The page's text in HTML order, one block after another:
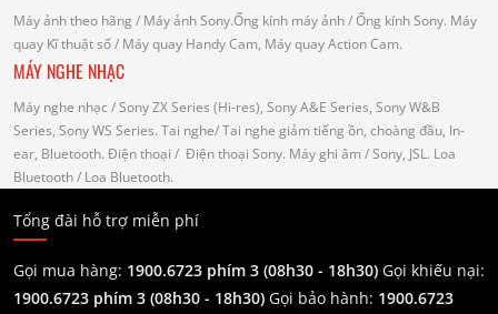
Máy ảnh theo hãng / Máy ảnh Sony.Ống kính máy ảnh / Ống kính Sony. Máy
quay Kĩ thuật số/ Máy quay Handy Cam, Máy quay Action Cam.
MÁY NGHE NHẠC
Máy nghe nhạc / Sony ZX Series (Hi-res), Sony A&E Series, Sony W&B
Series, Sony WS Series. Tai nghe/ Tai nghe giảm tiếng ồn, choàng đầu, In-
ear, Bluetooth. Điện thoại / Điện thoại Sony. Máy ghi âm / Sony, JSL. Loa
Bluetooth/ Loa Bluetooth.
Tổng đài hỗ trợ miễn phí
Gọi mua hàng: 1900.6723 phím 3 (08h30 - 18h30) Gọi khiếu nại:
1900.6723 phím 3 (08h30 - 18h30) Gọi bảo hành: 1900.6723